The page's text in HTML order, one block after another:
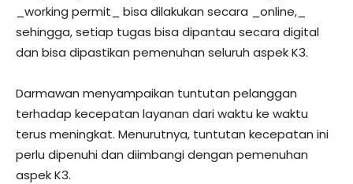
_working permit_ bisa dilakukan secara _online,_
sehingga, setiap tugas bisa dipantau secara digital
dan bisa dipastikan pemenuhan seluruh aspek K3.
Darmawan menyampaikan tuntutan pelanggan
terhadap kecepatan layanan dari waktu ke waktu
terus meningkat. Menurutnya, tuntutan kecepatan ini
perlu dipenuhi dan diimbangi dengan pemenuhan
aspek K3.